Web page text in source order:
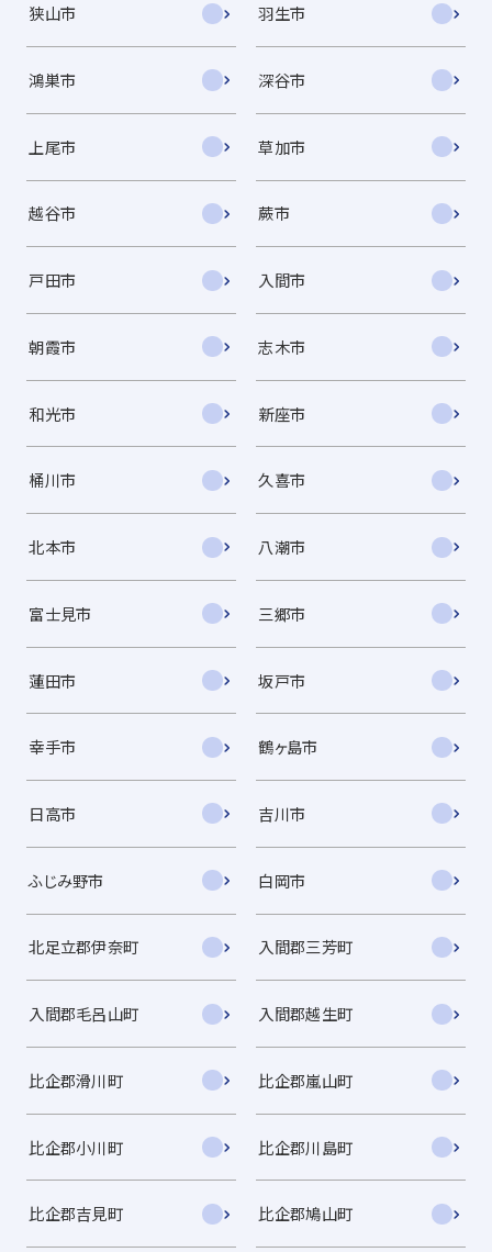
狭山市 羽生市
鴻巣市 深谷市
上尾市 草加市
越谷市 蕨市
戸田市 入間市
朝霞市 志木市
和光市 新座市
桶川市 久喜市
北本市 八潮市
富士見市 三郷市
蓮田市 坂戸市
幸手市 鶴ヶ島市
日高市 吉川市
ふじみ野市 白岡市
北足立郡伊奈町 入間郡三芳町
入間郡毛呂山町 入間郡越生町
比企郡滑川町 比企郡嵐山町
比企郡小川町 比企郡川島町
比企郡吉見町 比企郡鳩山町